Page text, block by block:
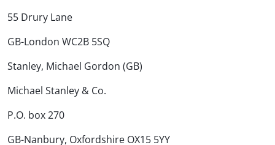
55 Drury Lane
GB-London WC2B 5SQ
Stanley, Michael Gordon (GB)
Michael Stanley & Co.
P.O. box 270
GB-Nanbury, Oxfordshire OX15 5YY